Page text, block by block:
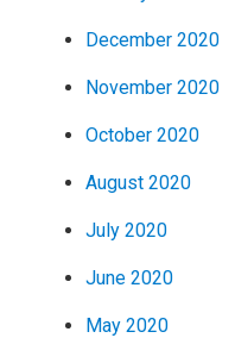
December 2020
November 2020
October 2020
August 2020
July 2020
June 2020
May 2020